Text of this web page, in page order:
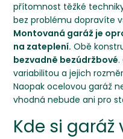
přítomnost těžké
bez problému dopravíte
Montovaná garáž je
na zateplení. Obě
bezvadně bezúdržbové.
variabilitou a jejich
Naopak ocelovou garáž
vhodná nebude ani pro
Kde si garáž